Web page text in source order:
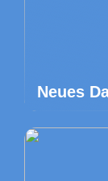
Neues